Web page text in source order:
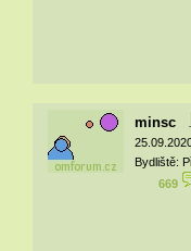
minsc
Bydliště:
669